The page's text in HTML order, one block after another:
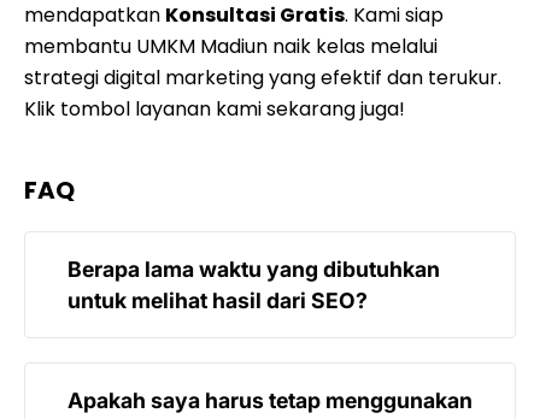
mendapatkan Konsultasi Gratis. Kami siap
membantu UMKM Madiun naik kelas melalui
strategi digital marketing yang efektif dan terukur.
Klik tombol layanan kami sekarang juga!
FAQ
Berapa lama waktu yang dibutuhkan
untuk melihat hasil dari SEO?
Umumnya, perubahan signifikan pada
Apakah saya harus tetap menggunakan